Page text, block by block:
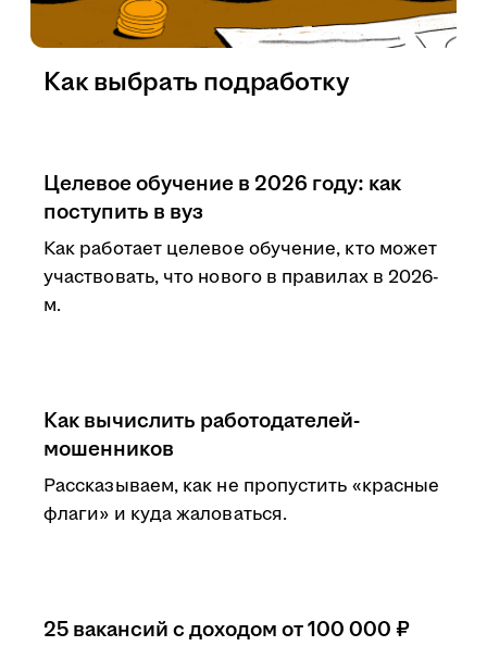
Как выбрать подработку
Целевое обучение в 2026 году: как
поступить в вуз
Как работает целевое обучение, кто может
участвовать, что нового в правилах в 2026-
м.
Как вычислить работодателей-
мошенников
Рассказываем, как не пропустить «красные
флаги» и куда жаловаться.
25 вакансий с доходом от 100 000 ₽